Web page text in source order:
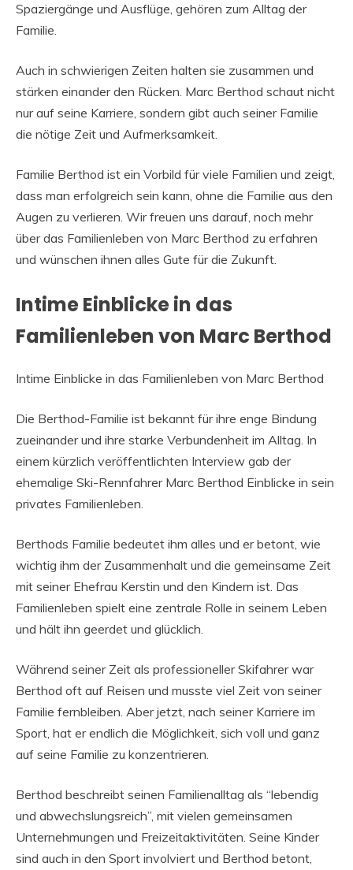
Spaziergänge und Ausflüge, gehören zum Alltag der
Familie.
Auch in schwierigen Zeiten halten sie zusammen und
stärken einander den Rücken. Marc Berthod schaut nicht
nur auf seine Karriere, sondern gibt auch seiner Familie
die nötige Zeit und Aufmerksamkeit.
Familie Berthod ist ein Vorbild für viele Familien und zeigt,
dass man erfolgreich sein kann, ohne die Familie aus den
Augen zu verlieren. Wir freuen uns darauf, noch mehr
über das Familienleben von Marc Berthod zu erfahren
und wünschen ihnen alles Gute für die Zukunft.
Intime Einblicke in das
Familienleben von Marc Berthod
Intime Einblicke in das Familienleben von Marc Berthod
Die Berthod-Familie ist bekannt für ihre enge Bindung
zueinander und ihre starke Verbundenheit im Alltag. In
einem kürzlich veröffentlichten Interview gab der
ehemalige Ski-Rennfahrer Marc Berthod Einblicke in sein
privates Familienleben.
Berthods Familie bedeutet ihm alles und er betont, wie
wichtig ihm der Zusammenhalt und die gemeinsame Zeit
mit seiner Ehefrau Kerstin und den Kindern ist. Das
Familienleben spielt eine zentrale Rolle in seinem Leben
und hält ihn geerdet und glücklich.
Während seiner Zeit als professioneller Skifahrer war
Berthod oft auf Reisen und musste viel Zeit von seiner
Familie fernbleiben. Aber jetzt, nach seiner Karriere im
Sport, hat er endlich die Möglichkeit, sich voll und ganz
auf seine Familie zu konzentrieren.
Berthod beschreibt seinen Familienalltag als “lebendig
und abwechslungsreich”, mit vielen gemeinsamen
Unternehmungen und Freizeitaktivitäten. Seine Kinder
sind auch in den Sport involviert und Berthod betont,